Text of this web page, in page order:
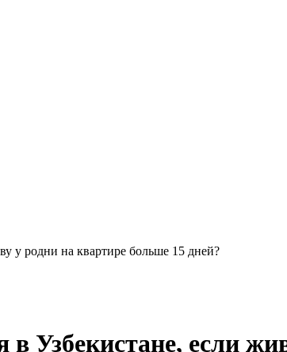
у родни на квартире больше 15 дней?
Узбекистане, если